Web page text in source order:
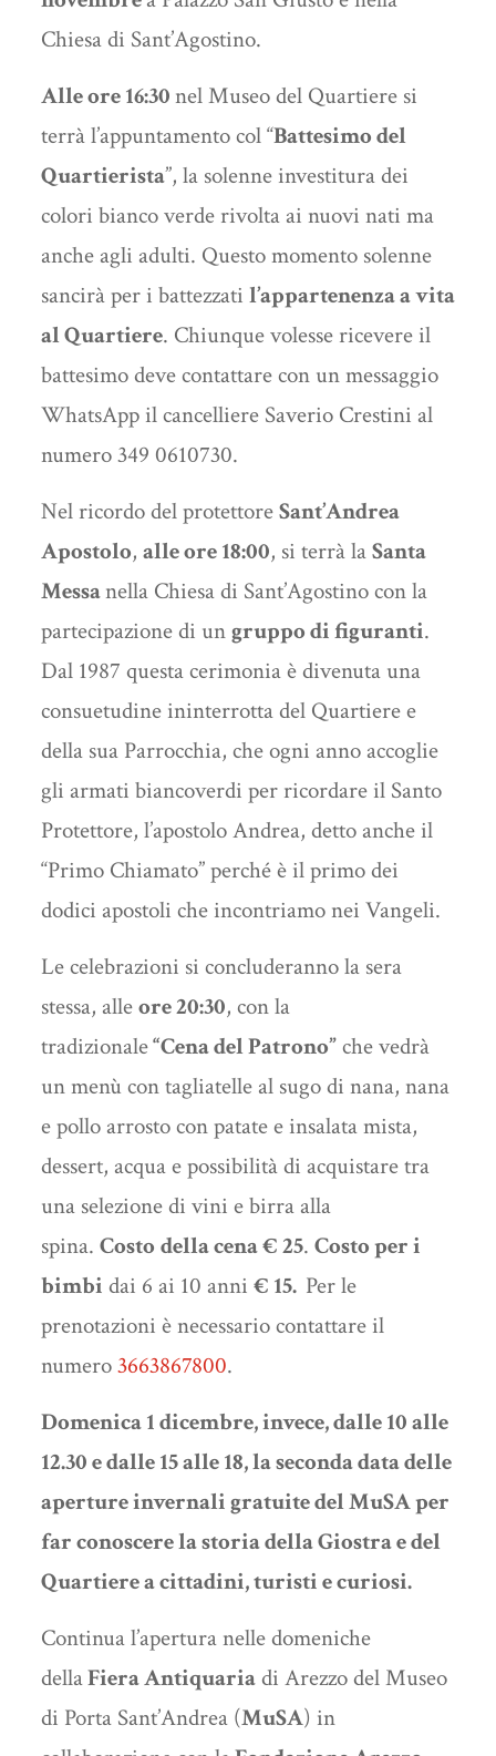
Chiesa di Sant’Agostino.
Alle ore 16:30nel Museo del Quartiere si
terrà l’appuntamento col “Battesimo del
Quartierista”, la solenne investitura dei
colori bianco verde rivolta ai nuovi nati ma
anche agli adulti. Questo momento solenne
sancirà per i battezzati l’appartenenza a vita
al Quartiere. Chiunque volesse ricevere il
battesimo deve contattarecon un messaggio
WhatsApp il cancelliere Saverio Crestini al
numero 349 0610730.
Nel ricordo del protettoreSant’Andrea
Apostolo, alle ore 18:00, si terrà laSanta
Messanella Chiesa di Sant’Agostino con la
partecipazione di ungruppo di figuranti.
Dal 1987 questa cerimonia è divenuta una
consuetudine ininterrotta del Quartiere e
della sua Parrocchia, che ogni anno accoglie
gli armati biancoverdi per ricordare il Santo
Protettore, l’apostolo Andrea, detto anche il
“Primo Chiamato” perché è il primo dei
dodici apostoli che incontriamo nei Vangeli.
Le celebrazioni si concluderanno la sera
stessa, alleore 20:30, con la
tradizionale“Cena del Patrono”che vedrà
un menù con tagliatelle al sugo di nana, nana
e pollo arrosto con patate e insalata mista,
dessert, acqua e possibilità di acquistare tra
una selezione di vini e birra alla
spina. Costo della cena € 25. Costo per i
bimbi dai 6 ai 10 anni € 15. Per le
prenotazioni è necessario contattare il
numero3663867800.
Domenica 1 dicembre, invece, dalle 10 alle
12.30 e dalle 15 alle 18, la seconda data delle
aperture invernali gratuite del MuSA per
far conoscere la storia della Giostra e del
Quartiere a cittadini, turisti e curiosi.
Continua l’apertura nelle domeniche
dellaFiera Antiquariadi Arezzo del Museo
di Porta Sant’Andrea (MuSA) in